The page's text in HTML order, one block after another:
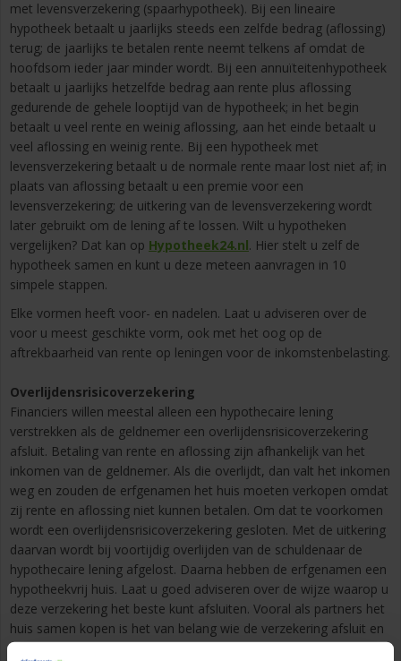
met levensverzekering (spaarhypotheek). Bij een lineaire
hypotheek betaalt u jaarlijks steeds een zelfde bedrag (aflossing)
terug; de jaarlijks te betalen rente neemt telkens af omdat de
hoofdsom ieder jaar minder wordt. Bij een annuïteitenhypotheek
betaalt u jaarlijks hetzelfde bedrag aan rente plus aflossing
gedurende de gehele looptijd van de hypotheek; in het begin
betaalt u veel rente en weinig aflossing, aan het einde betaalt u
veel aflossing en weinig rente. Bij een hypotheek met
levensverzekering betaalt u de normale rente maar lost niet af; in
plaats van aflossing betaalt u een premie voor een
levensverzekering; de uitkering van de levensverzekering wordt
later gebruikt om de lening af te lossen. Wilt u hypotheken
vergelijken? Dat kan op Hypotheek24.nl. Hier stelt u zelf de
hypotheek samen en kunt u deze meteen aanvragen in 10
simpele stappen.
Elke vormen heeft voor- en nadelen. Laat u adviseren over de
voor u meest geschikte vorm, ook met het oog op de
aftrekbaarheid van rente op leningen voor de inkomstenbelasting.
Overlijdensrisicoverzekering
Financiers willen meestal alleen een hypothecaire lening
verstrekken als de geldnemer een overlijdensrisicoverzekering
afsluit. Betaling van rente en aflossing zijn afhankelijk van het
inkomen van de geldnemer. Als die overlijdt, dan valt het inkomen
weg en zouden de erfgenamen het huis moeten verkopen omdat
zij rente en aflossing niet kunnen betalen. Om dat te voorkomen
wordt een overlijdensrisicoverzekering gesloten. Met de uitkering
daarvan wordt bij voortijdig overlijden van de schuldenaar de
hypothecaire lening afgelost. Daarna hebben de erfgenamen een
hypotheekvrij huis. Laat u goed adviseren over de wijze waarop u
deze verzekering het beste kunt afsluiten. Vooral als partners het
huis samen kopen is het van belang wie de verzekering afsluit en
wie de begunstigde is. De overlijdensrisicoverzekering kunt u het